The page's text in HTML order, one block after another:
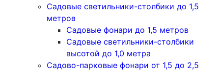
Садовые светильники-столбики до 1,5
метров
Садовые фонари до 1,5 метров
Садовые светильники-столбики
высотой до 1,0 метра
Садово-парковые фонари от 1,5 до 2,5